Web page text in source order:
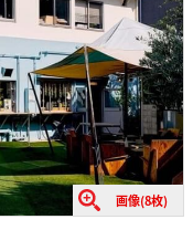
画像(8枚)